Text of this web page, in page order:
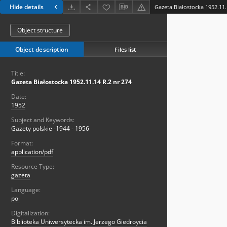
Hide details Gazeta Białostocka
Object structure
Object description Files list
Title:
Gazeta Białostocka 1952.11.14 R.2 nr 274
Date:
1952
Subject and Keywords:
Gazety polskie -1944 - 1956
Format:
application/pdf
Resource Type:
gazeta
Language:
pol
Digitalization:
Biblioteka Uniwersytecka im. Jerzego Giedroycia